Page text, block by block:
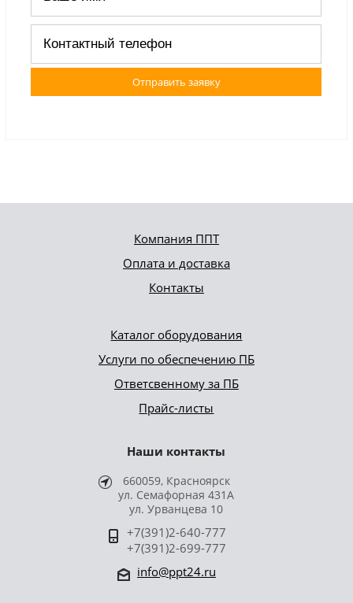
Отправить заявку
Компания ППТ
Оплата и доставка
Контакты
Каталог оборудования
Услуги по обеспечению ПБ
Ответсвенному за ПБ
Прайс-листы
Наши контакты
660059, Красноярск
ул. Семафорная 431А
ул. Урванцева 10
+7(391)2-640-777
+7(391)2-699-777
info@ppt24.ru